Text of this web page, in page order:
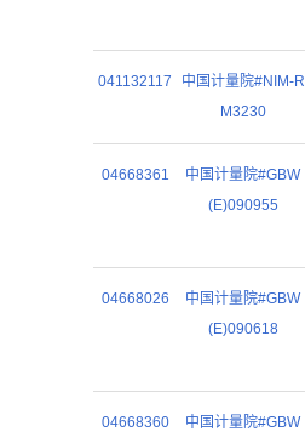
041132117
中国计量院#NIM-R
M3230
04668361
中国计量院#GBW
(E)090955
04668026
中国计量院#GBW
(E)090618
04668360
中国计量院#GBW